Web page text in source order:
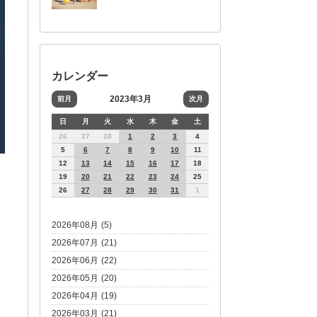
カレンダー
前月 2023年3月 次月
日 月 火 水 木 金
土
26
27 28 1 2 3
4
5
6 7 8 9 10
11
12
13 14 15 16 17
18
19
20 21 22 23 24
25
26
27 28 29 30 31 1
2026年08月 (5)
2026年07月 (21)
2026年06月 (22)
2026年05月 (20)
2026年04月 (19)
2026年03月 (21)